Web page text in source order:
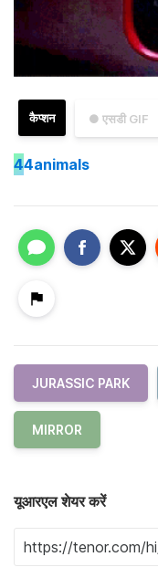
● एसडी GIF
कैप्शन
44animals
JURASSIC PARK
MIRROR
यूआरएल शेयर करें